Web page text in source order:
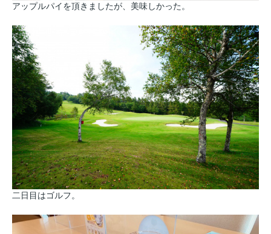
アップルパイを頂きましたが、美味しかった。
二日目はゴルフ。